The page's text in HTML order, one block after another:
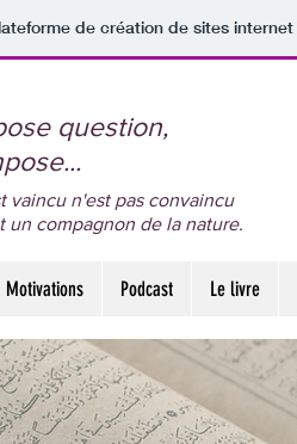
de création de sites internet
question,
vaincu n'est pas convaincu
compagnon de la nature.
Motivations Podcast Le livre